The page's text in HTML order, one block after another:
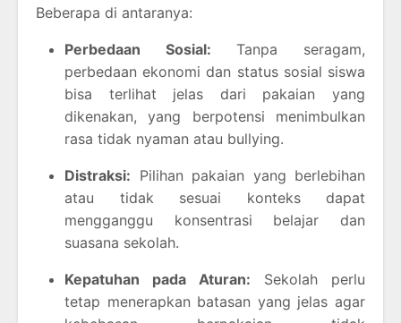
Beberapa di antaranya:
Perbedaan Sosial: Tanpa seragam,
perbedaan ekonomi dan status sosial siswa
bisa terlihat jelas dari pakaian yang
dikenakan, yang berpotensi menimbulkan
rasa tidak nyaman atau bullying.
Distraksi: Pilihan pakaian yang berlebihan
atau tidak sesuai konteks dapat
mengganggu konsentrasi belajar dan
suasana sekolah.
Kepatuhan pada Aturan: Sekolah perlu
tetap menerapkan batasan yang jelas agar